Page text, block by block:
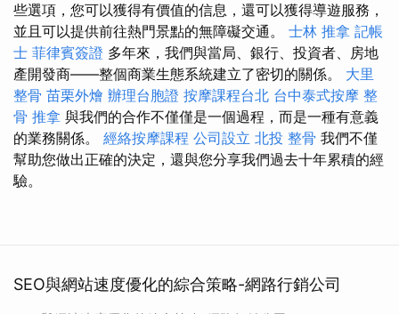
些選項，您可以獲得有價值的信息，還可以獲得導遊服務，
並且可以提供前往熱門景點的無障礙交通。 士林 推拿 記帳
士 菲律賓簽證 多年來，我們與當局、銀行、投資者、房地
產開發商——整個商業生態系統建立了密切的關係。 大里
整骨 苗栗外燴 辦理台胞證 按摩課程台北 台中泰式按摩 整
骨 推拿 與我們的合作不僅僅是一個過程，而是一種有意義
的業務關係。 經絡按摩課程 公司設立 北投 整骨 我們不僅
幫助您做出正確的決定，還與您分享我們過去十年累積的經
驗。
SEO與網站速度優化的綜合策略-網路行銷公司